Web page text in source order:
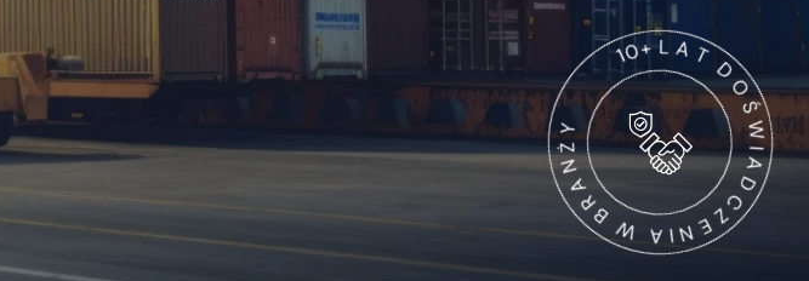
1
0
+
L
A
T
D
O
Ś
W
I
A
D
C
Z
E
N
I
A
W
R
A
N ŻY